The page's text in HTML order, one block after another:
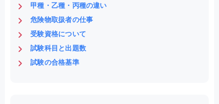
甲種・乙種・丙種の違い
危険物取扱者の仕事
受験資格について
試験科目と出題数
試験の合格基準